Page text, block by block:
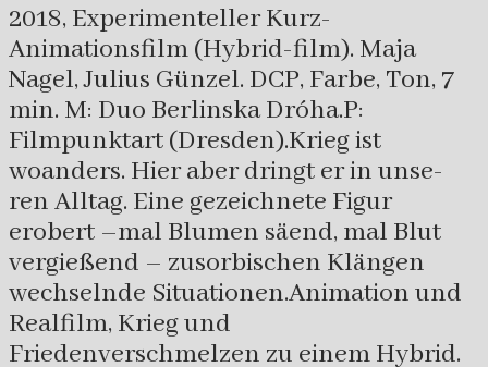
2018, Experimenteller Kurz-
Animationsfilm (Hybrid-film). Maja
Nagel, Julius Günzel. DCP, Farbe, Ton, 7
min. M: Duo Berlinska Dróha.P:
Filmpunktart (Dresden).Krieg ist
woanders. Hier aber dringt er in unse-
ren Alltag. Eine gezeichnete Figur
erobert –mal Blumen säend, mal Blut
vergießend – zusorbischen Klängen
wechselnde Situationen.Animation und
Realfilm, Krieg und
Friedenverschmelzen zu einem Hybrid.